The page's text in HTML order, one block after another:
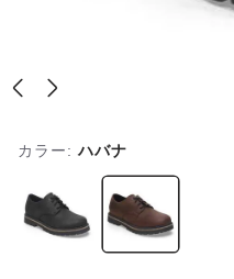
カラー:ハバナ